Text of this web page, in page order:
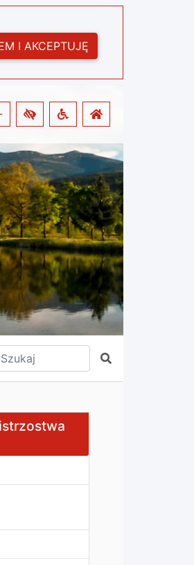
I AKCEPTUJĘ
tekst do wyszukania
Szukaj
w Szklarskiej Porębie za rok